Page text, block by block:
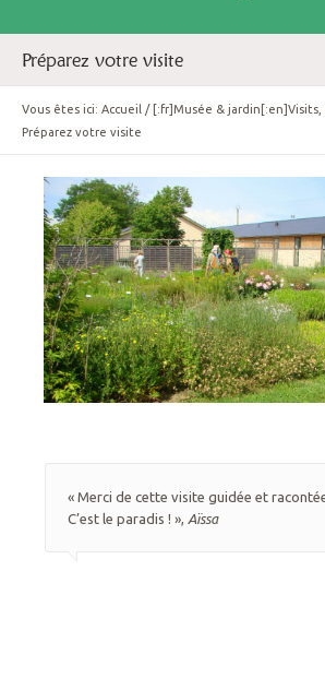
Préparez votre visite
Vous êtes ici: Accueil / [:fr]Musée & jardin[:en]Visits,
Préparez votre visite
« Merci de cette visite guidée et
C’est le paradis ! », Aïssa